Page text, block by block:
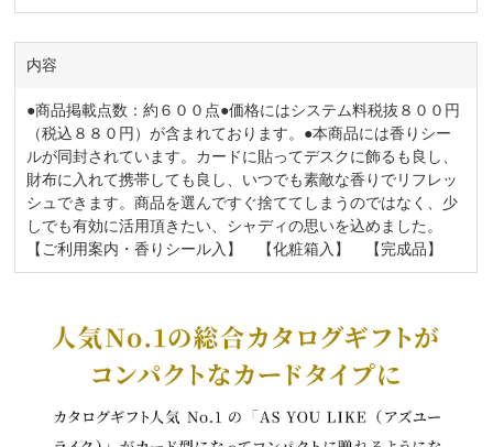
内容
●商品掲載点数：約６００点●価格にはシステム料税抜８００円
（税込８８０円）が含まれております。●本商品には香りシー
ルが同封されています。カードに貼ってデスクに飾るも良し、
財布に入れて携帯しても良し、いつでも素敵な香りでリフレッ
シュできます。商品を選んですぐ捨ててしまうのではなく、少
しでも有効に活用頂きたい、シャディの思いを込めました。
【ご利用案内・香りシール入】 【化粧箱入】 【完成品】